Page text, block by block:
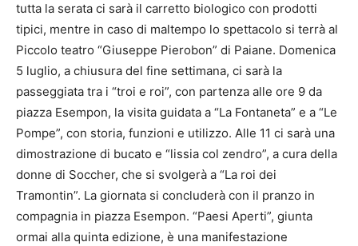
tutta la serata ci sarà il carretto biologico con prodotti
tipici, mentre in caso di maltempo lo spettacolo si terrà al
Piccolo teatro “Giuseppe Pierobon” di Paiane. Domenica
5 luglio, a chiusura del fine settimana, ci sarà la
passeggiata tra i “troi e roi”, con partenza alle ore 9 da
piazza Esempon, la visita guidata a “La Fontaneta” e a “Le
Pompe”, con storia, funzioni e utilizzo. Alle 11 ci sarà una
dimostrazione di bucato e “lissia col zendro”, a cura della
donne di Soccher, che si svolgerà a “La roi dei
Tramontin”. La giornata si concluderà con il pranzo in
compagnia in piazza Esempon. “Paesi Aperti”, giunta
ormai alla quinta edizione, è una manifestazione